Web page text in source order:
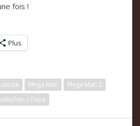
fois !
Plus
Mega Man
Mega Man 2
s Papa